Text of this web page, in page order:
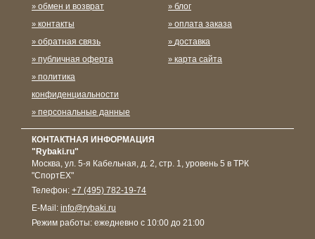
обмен и возврат
контакты
обратная связь
публичная оферта
политика
конфиденциальности
персональные данные
блог
оплата заказа
доставка
карта сайта
КОНТАКТНАЯ ИНФОРМАЦИЯ
"Rybaki.ru"
Москва, ул. 5-я Кабельная, д. 2, стр. 1, уровень 5 в ТРК
"СпортЕХ"
Телефон: +7 (495) 782-19-74
E-Mail: info@rybaki.ru
Режим работы: ежедневно с 10:00 до 21:00